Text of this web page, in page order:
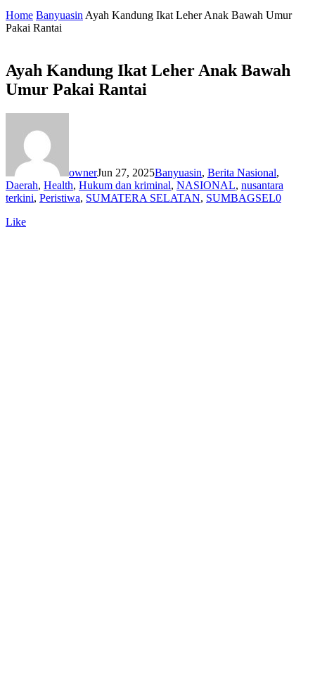
Home Banyuasin Ayah Kandung Ikat Leher Anak Bawah Umur
Pakai Rantai
Ayah Kandung Ikat Leher Anak Bawah
Umur Pakai Rantai
ownerJun 27, 2025Banyuasin, Berita Nasional,
Daerah, Health, Hukum dan kriminal, NASIONAL, nusantara
terkini, Peristiwa, SUMATERA SELATAN, SUMBAGSEL0
Like